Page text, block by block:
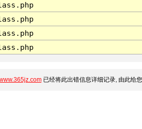
已经将此出错信息详细记录, 由此给